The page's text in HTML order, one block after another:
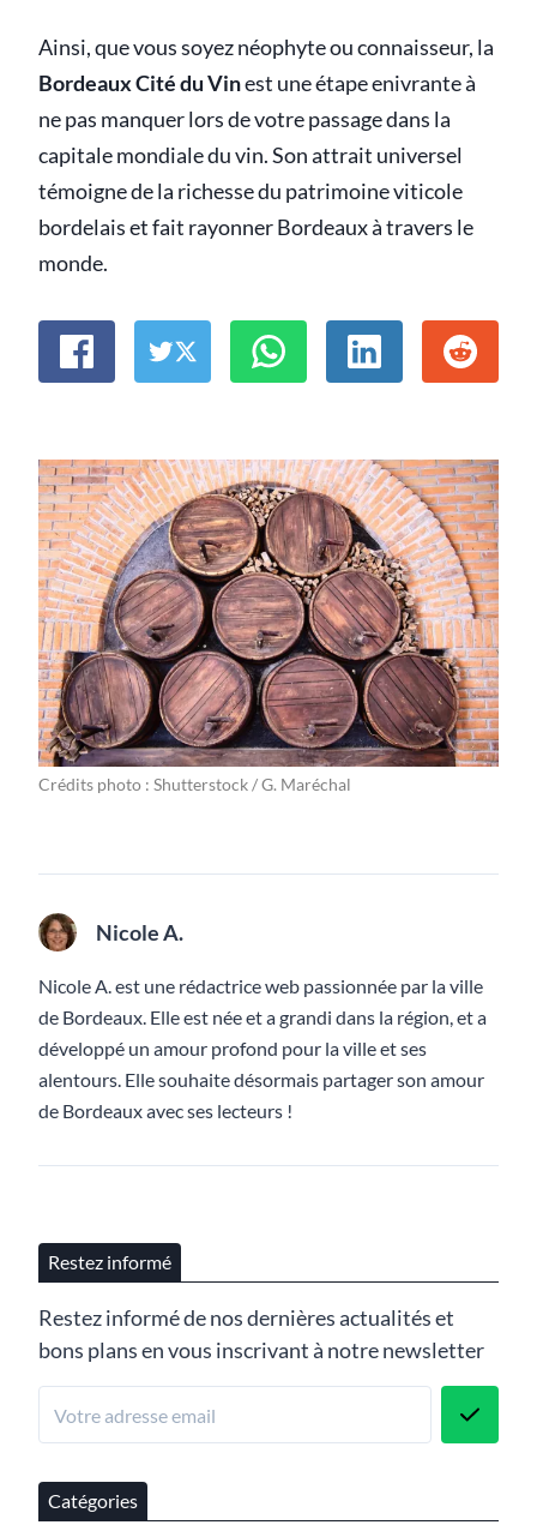
Ainsi, que vous soyez néophyte ou connaisseur, la
Bordeaux Cité du Vinest une étape enivrante à
ne pas manquer lors de votre passage dans la
capitale mondiale du vin. Son attrait universel
témoigne de la richesse du patrimoine viticole
bordelais et fait rayonner Bordeaux à travers le
monde.
Crédits photo : Shutterstock / G. Maréchal
Nicole A.
Nicole A. est une rédactrice web passionnée par la ville
de Bordeaux. Elle est née et a grandi dans la région, et a
développé un amour profond pour la ville et ses
alentours. Elle souhaite désormais partager son amour
de Bordeaux avec ses lecteurs !
Restez informé
Restez informé de nos dernières actualités et
bons plans en vous inscrivant à notre newsletter
Catégories